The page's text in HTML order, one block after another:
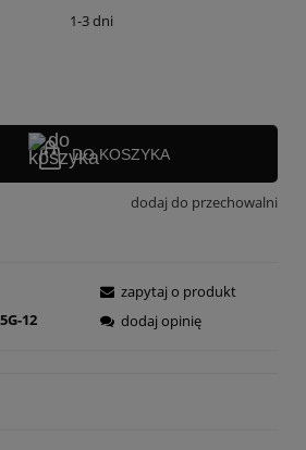
1-3 dni
DO KOSZYKA
dodaj do przechowalni
12
zapytaj o produkt
dodaj opinię